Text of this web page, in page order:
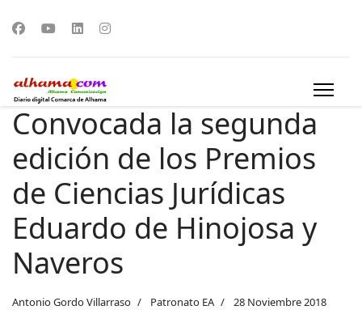
Convocada la segunda
edición de los Premios
de Ciencias Jurídicas
Eduardo de Hinojosa y
Naveros
Antonio Gordo Villarraso Patronato EA 28 Noviembre 2018